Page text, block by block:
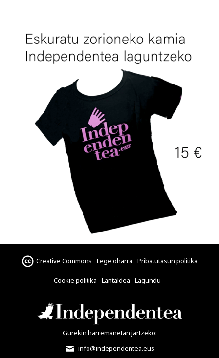
Creative Commons Lege oharra Pribatutasun politika
Cookie politika Lantaldea Lagundu
Gurekin harremanetan jartzeko:
info@independentea.eus